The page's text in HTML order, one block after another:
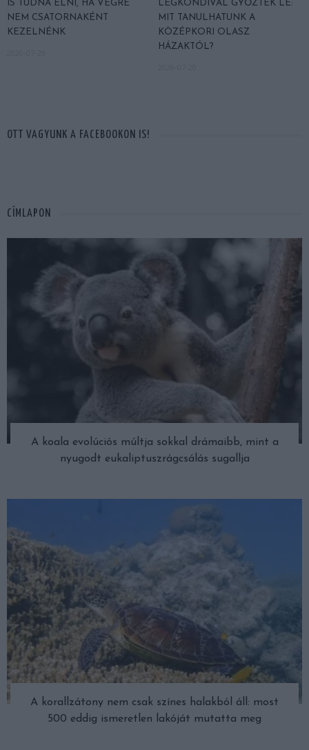
IS TUDNA ÉLNI, HA VÉGRE
NEM CSATORNAKÉNT
KEZELNÉNK
LÉGKONDIVAL GYŐZTÉK LE:
MIT TANULHATUNK A
KÖZÉPKORI OLASZ
HÁZAKTÓL?
OTT VAGYUNK A FACEBOOKON IS!
CÍMLAPON
A koala evolúciós múltja sokkal drámaibb, mint a
nyugodt eukaliptuszrágcsálás sugallja
A korallzátony nem csak színes halakból áll: most
500 eddig ismeretlen lakóját mutatta meg